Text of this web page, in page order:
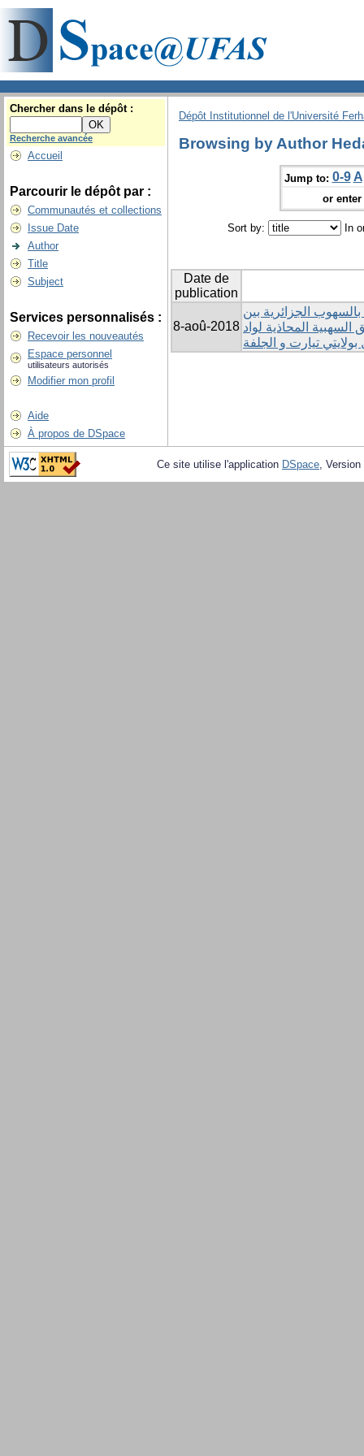
Chercher dans le dépôt :
Recherche avancée
Accueil
Parcourir le dépôt par :
Communautés et collections
Issue Date
Author
Title
Subject
Services personnalisés :
Recevoir les nouveautés
Espace personnel
utilisateurs autorisés
Modifier mon profil
Aide
À propos de DSpace
Dépôt Institutionnel de l'Université
Browsing by Author
Jump to: 0-9 A
or
Sort by: In
Date de
publication
8-aoû-2018
الجزائرية بين
المحاذية لواد
بولايتي تيارت و الجلفة
Ce site utilise l'application DSpace,